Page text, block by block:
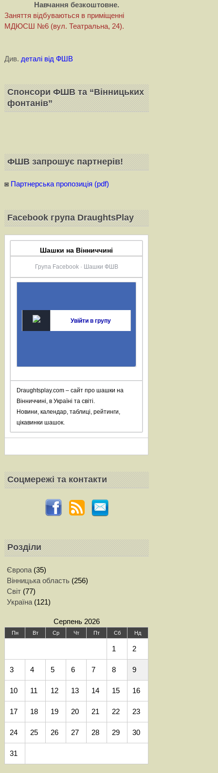
Навчання безкоштовне.
Заняття відбуваються в приміщенні
МДЮСШ №6 (вул. Театральна, 24).
Див. деталі від ФШВ
Спонсори ФШВ та “Вінницьких
фонтанів”
ФШВ запрошує партнерiв!
◙ Партнерська пропозиція (pdf)
Facebook група DraughtsPlay
Шашки на Вінниччині
Група Facebook · Шашки ФШВ
Увійти в групу
Draughtsplay.com – сайт про шашки на
Вінниччині, в Україні та світі.
Новини, календар, таблиці, рейтинги,
цікавинки шашок.
Соцмережi та контакти
Розділи
Європа(35)
Вінницька область(256)
Світ(77)
Україна(121)
Серпень 2026
Пн Вт Ср Чт Пт Сб Нд
1 2
3 4 5 6 7 8 9
10 11 12 13 14 15 16
17 18 19 20 21 22 23
24 25 26 27 28 29 30
31